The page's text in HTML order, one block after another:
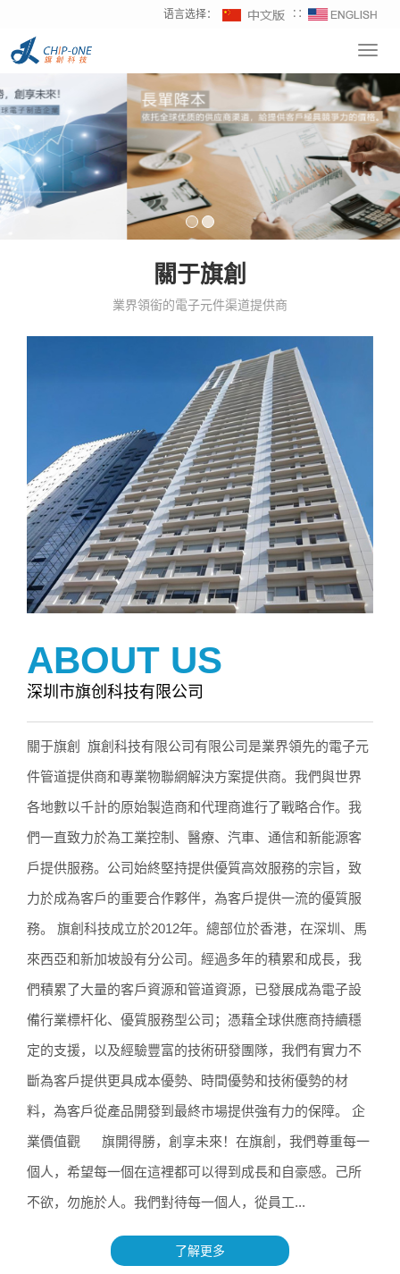
语言选择： ∷
關于旗創
業界領銜的電子元件渠道提供商
ABOUT US
深圳市旗创科技有限公司
關于旗創 旗創科技有限公司有限公司是業界領先的電子元
件管道提供商和專業物聯網解決方案提供商。我們與世界
各地數以千計的原始製造商和代理商進行了戰略合作。我
們一直致力於為工業控制、醫療、汽車、通信和新能源客
戶提供服務。公司始終堅持提供優質高效服務的宗旨，致
力於成為客戶的重要合作夥伴，為客戶提供一流的優質服
務。 旗創科技成立於2012年。總部位於香港，在深圳、馬
來西亞和新加坡設有分公司。經過多年的積累和成長，我
們積累了大量的客戶資源和管道資源，已發展成為電子設
備行業標杆化、優質服務型公司；憑藉全球供應商持續穩
定的支援，以及經驗豐富的技術研發團隊，我們有實力不
斷為客戶提供更具成本優勢、時間優勢和技術優勢的材
料，為客戶從產品開發到最終市場提供強有力的保障。 企
業價值觀 旗開得勝，創享未來！在旗創，我們尊重每一
個人，希望每一個在這裡都可以得到成長和自豪感。己所
不欲，勿施於人。我們對待每一個人，從員工...
了解更多